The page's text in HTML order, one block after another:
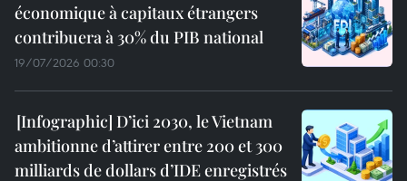
économique à capitaux étrangers
contribuera à 30% du PIB national
19/07/2026 00:30
D’ici 2030, le Vietnam
ambitionne d’attirer entre 200 et 300
milliards de dollars d’IDE enregistrés